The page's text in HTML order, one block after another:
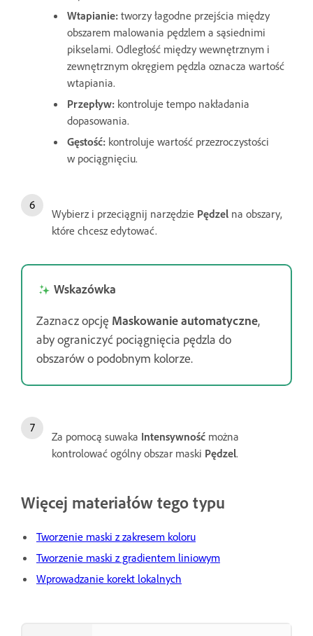
Wtapianie: tworzy łagodne przejścia między
obszarem malowania pędzlem a sąsiednimi
pikselami. Odległość między wewnętrznym i
zewnętrznym okręgiem pędzla oznacza wartość
wtapiania.
Przepływ: kontroluje tempo nakładania
dopasowania.
Gęstość: kontroluje wartość przezroczystości
w pociągnięciu.
Wybierz i przeciągnij narzędzie Pędzel na obszary,
które chcesz edytować.
Wskazówka
Zaznacz opcję Maskowanie automatyczne,
aby ograniczyć pociągnięcia pędzla do
obszarów o podobnym kolorze.
Za pomocą suwaka Intensywność można
kontrolować ogólny obszar maski Pędzel.
Więcej materiałów tego typu
Tworzenie maski z zakresem koloru
Tworzenie maski z gradientem liniowym
Wprowadzanie korekt lokalnych